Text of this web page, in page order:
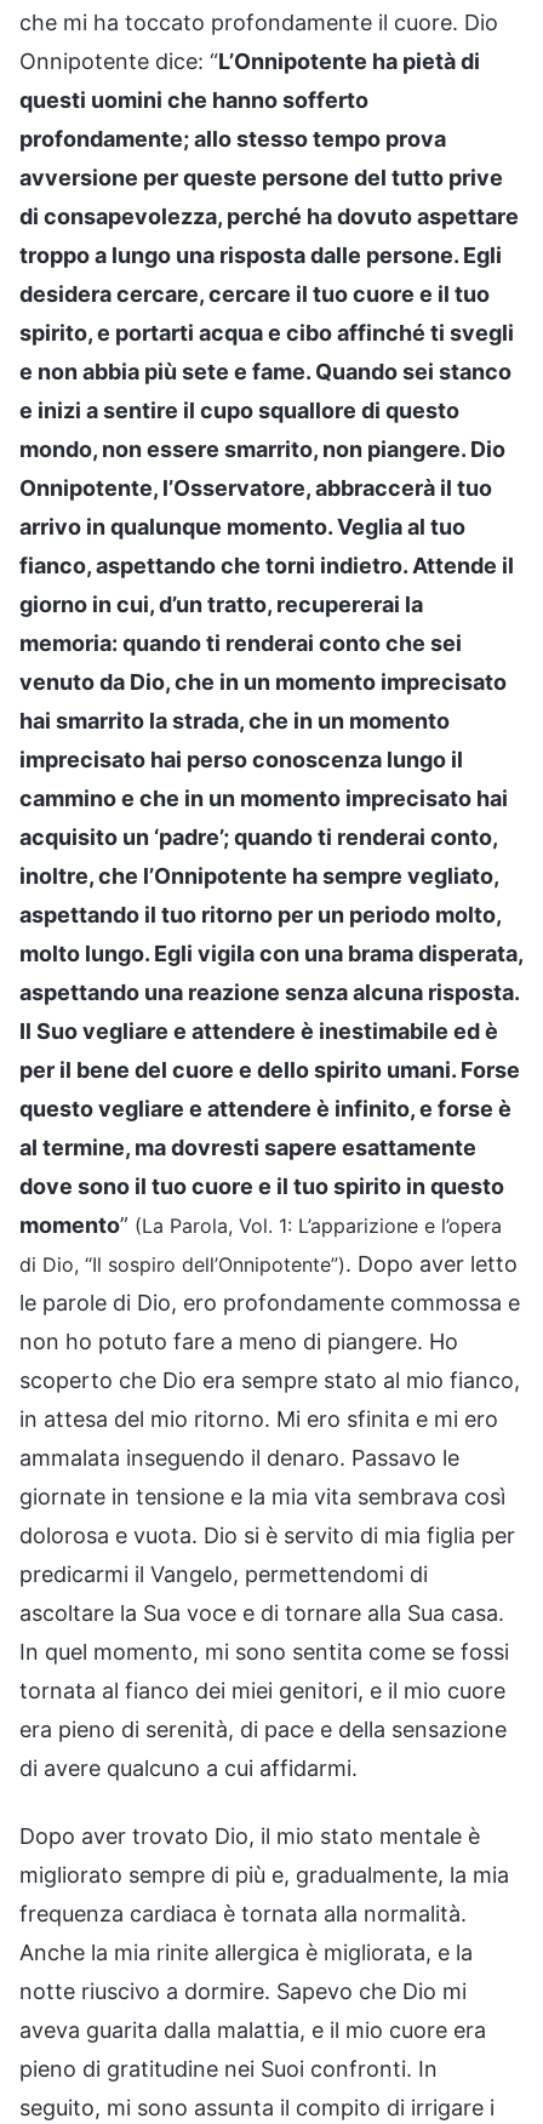
che mi ha toccato profondamente il cuore. Dio
Onnipotente dice: “L’Onnipotente ha pietà di
questi uomini che hanno sofferto
profondamente; allo stesso tempo prova
avversione per queste persone del tutto prive
di consapevolezza, perché ha dovuto aspettare
troppo a lungo una risposta dalle persone. Egli
desidera cercare, cercare il tuo cuore e il tuo
spirito, e portarti acqua e cibo affinché ti svegli
e non abbia più sete e fame. Quando sei stanco
e inizi a sentire il cupo squallore di questo
mondo, non essere smarrito, non piangere. Dio
Onnipotente, l’Osservatore, abbraccerà il tuo
arrivo in qualunque momento. Veglia al tuo
fianco, aspettando che torni indietro. Attende il
giorno in cui, d’un tratto, recupererai la
memoria: quando ti renderai conto che sei
venuto da Dio, che in un momento imprecisato
hai smarrito la strada, che in un momento
imprecisato hai perso conoscenza lungo il
cammino e che in un momento imprecisato hai
acquisito un ‘padre’; quando ti renderai conto,
inoltre, che l’Onnipotente ha sempre vegliato,
aspettando il tuo ritorno per un periodo molto,
molto lungo. Egli vigila con una brama disperata,
aspettando una reazione senza alcuna risposta.
Il Suo vegliare e attendere è inestimabile ed è
per il bene del cuore e dello spirito umani. Forse
questo vegliare e attendere è infinito, e forse è
al termine, ma dovresti sapere esattamente
dove sono il tuo cuore e il tuo spirito in questo
momento” (La Parola, Vol. 1: L’apparizione e l’opera
di Dio, “Il sospiro dell’Onnipotente”). Dopo aver letto
le parole di Dio, ero profondamente commossa e
non ho potuto fare a meno di piangere. Ho
scoperto che Dio era sempre stato al mio fianco,
in attesa del mio ritorno. Mi ero sfinita e mi ero
ammalata inseguendo il denaro. Passavo le
giornate in tensione e la mia vita sembrava così
dolorosa e vuota. Dio si è servito di mia figlia per
predicarmi il Vangelo, permettendomi di
ascoltare la Sua voce e di tornare alla Sua casa.
In quel momento, mi sono sentita come se fossi
tornata al fianco dei miei genitori, e il mio cuore
era pieno di serenità, di pace e della sensazione
di avere qualcuno a cui affidarmi.
Dopo aver trovato Dio, il mio stato mentale è
migliorato sempre di più e, gradualmente, la mia
frequenza cardiaca è tornata alla normalità.
Anche la mia rinite allergica è migliorata, e la
notte riuscivo a dormire. Sapevo che Dio mi
aveva guarita dalla malattia, e il mio cuore era
pieno di gratitudine nei Suoi confronti. In
seguito, mi sono assunta il compito di irrigare i